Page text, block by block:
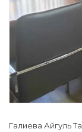
Галиева Айгуль